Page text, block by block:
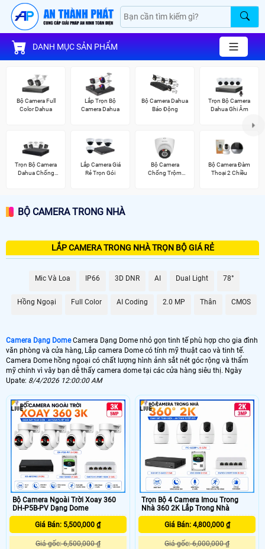
DANH MỤC SẢN PHẨM
Bộ Camera Full
Color Dahua
Lắp Trọn Bộ
Camera Dahua
Bộ Camera Dahua
Báo Động
Trọn Bộ Camera
Dahua Ghi Âm
Trọn Bộ Camera
Dahua Chống
Lắp Camera Giá
Rẻ Trọn Gói
Bộ Camera
Chống Trộm
Bộ Camera Đàm
Thoại 2 Chiều
BỘ CAMERA TRONG NHÀ
LẮP CAMERA TRONG NHÀ TRỌN BỘ GIÁ RẺ
Mic Và Loa IP66 3D DNR AI Dual Light 78°
Hồng Ngoại Full Color AI Coding 2.0 MP Thân CMOS
Camera Dạng DomeCamera Dạng Dome nhỏ gọn tinh tế phù hợp cho gia đình
văn phòng và cửa hàng, Lắp camera Dome có tính mỹ thuật cao và tinh tế.
Camera Dome hồng ngoại có chất lượng hình ảnh sắt nét góc rộng và thẩm
mỹ chính vì vây bạn dễ thấy camera dome tại các cửa hàng siêu thị. Ngày
Upate: 8/4/2026 12:00:00 AM
Bộ Camera Ngoài Trời Xoay 360
DH-P5B-PV Dạng Dome
Giá Bán: 5,500,000 ₫
Giá gốc: 6,500,000 ₫
5
Trọn Bộ 4 Camera Imou Trong
Nhà 360 2K Lắp Trong Nhà
Giá Bán: 4,800,000 ₫
Giá gốc: 6,000,000 ₫
4